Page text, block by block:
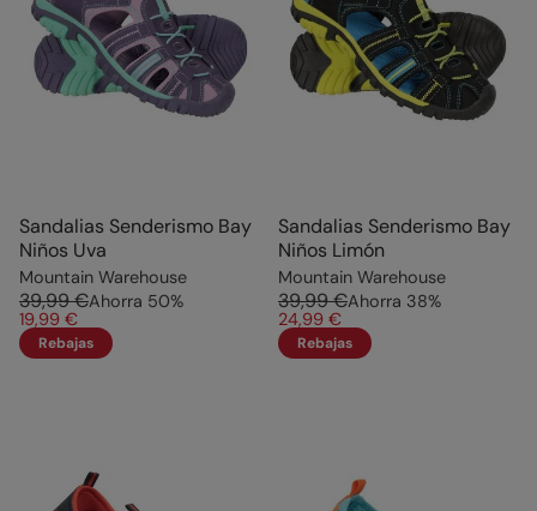
Sandalias Senderismo Bay
Niños Uva
Mountain Warehouse
39,99 €Ahorra 50%
19,99 €
Rebajas
Sandalias Senderismo Bay
Niños Limón
Mountain Warehouse
39,99 €Ahorra 38%
24,99 €
Rebajas